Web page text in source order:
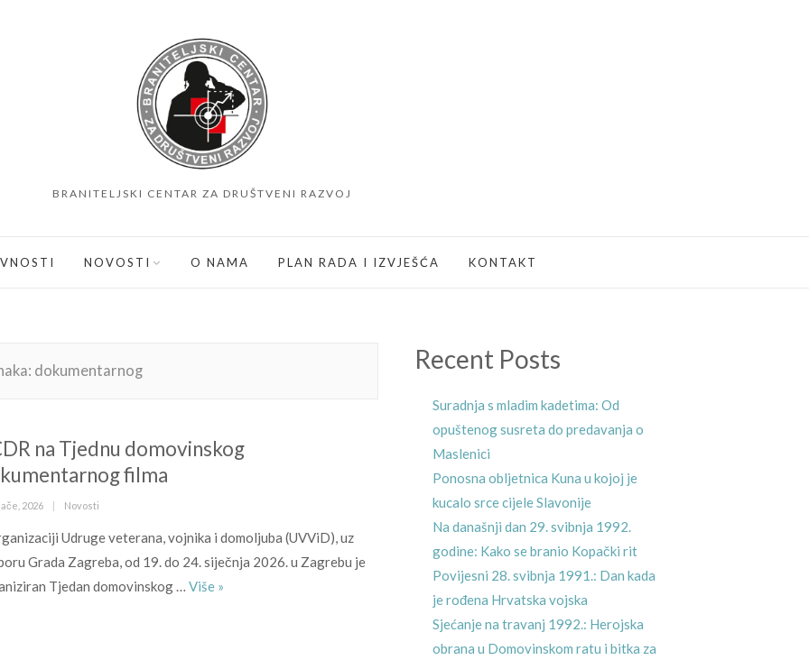
BRANITELJSKI CENTAR ZA DRUŠTVENI RAZVOJ
NOVOSTI O NAMA PLAN RADA I IZVJEŠĆA KONTAKT
dokumentarnog
na Tjednu domovinskog
filma
2026 Kategorije
Novosti
Udruge veterana, vojnika i domoljuba (UVViD), uz
Grada Zagreba, od 19. do 24. siječnja 2026. u Zagrebu je
Tjedan domovinskog … Više BCDR na Tjednu domovinskog dokumentarnog filma
»
Recent Posts
Suradnja s mladim kadetima: Od
opuštenog susreta do predavanja o
Maslenici
Ponosna obljetnica Kuna u kojoj je
kucalo srce cijele Slavonije
Na današnji dan 29. svibnja 1992.
godine: Kako se branio Kopački rit
Povijesni 28. svibnja 1991.: Dan kada
je rođena Hrvatska vojska
Sjećanje na travanj 1992.: Herojska
obrana u Domovinskom ratu i bitka za